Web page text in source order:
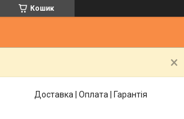
Кошик
Доставка | Оплата | Гарантія